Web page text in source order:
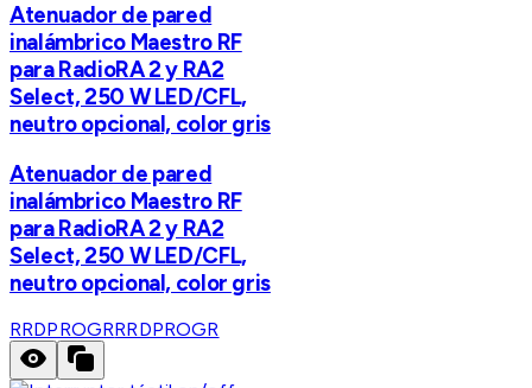
Atenuador de pared
inalámbrico Maestro RF
para RadioRA 2 y RA2
Select, 250 W LED/CFL,
neutro opcional, color gris
Atenuador de pared
inalámbrico Maestro RF
para RadioRA 2 y RA2
Select, 250 W LED/CFL,
neutro opcional, color gris
RRDPROGRRRDPROGR